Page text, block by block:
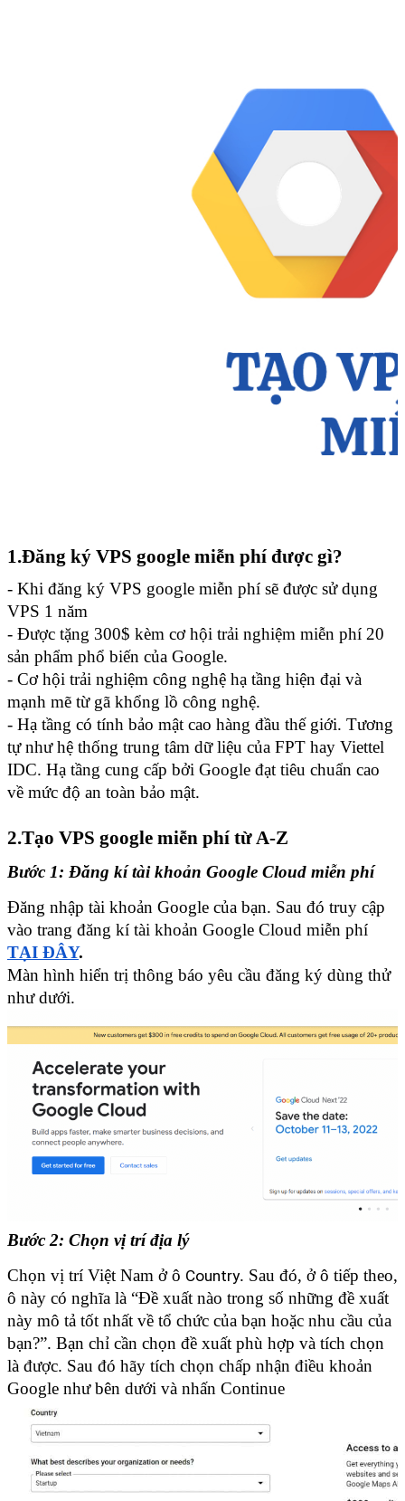
1.Đăng ký VPS google miễn phí được gì?
- Khi đăng ký VPS google miễn phí sẽ được sử dụng
VPS 1 năm
- Được tặng 300$ kèm cơ hội trải nghiệm miễn phí 20
sản phẩm phổ biến của Google.
- Cơ hội trải nghiệm công nghệ hạ tầng hiện đại và
mạnh mẽ từ gã khổng lồ công nghệ.
- Hạ tầng có tính bảo mật cao hàng đầu thế giới. Tương
tự như hệ thống trung tâm dữ liệu của FPT hay Viettel
IDC. Hạ tầng cung cấp bởi Google đạt tiêu chuẩn cao
về mức độ an toàn bảo mật.
2.Tạo VPS google miễn phí từ A-Z
Bước 1: Đăng kí tài khoản Google Cloud miễn phí
Đăng nhập tài khoản Google của bạn. Sau đó truy cập
TẠI ĐÂY.
Màn hình hiển trị thông báo yêu cầu đăng ký dùng thử
như dưới.
Bước 2: Chọn vị trí địa lý
Chọn vị trí Việt Nam ở ô Country. Sau đó, ở ô tiếp theo,
ô này có nghĩa là “Đề xuất nào trong số những đề xuất
này mô tả tốt nhất về tổ chức của bạn hoặc nhu cầu của
bạn?”. Bạn chỉ cần chọn đề xuất phù hợp và tích chọn
là được. Sau đó hãy tích chọn chấp nhận điều khoản
Google như bên dưới và nhấn Continue